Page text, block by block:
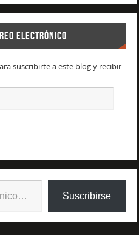
ELECTRÓNICO
suscribirte a este blog y recibir
Suscribirse